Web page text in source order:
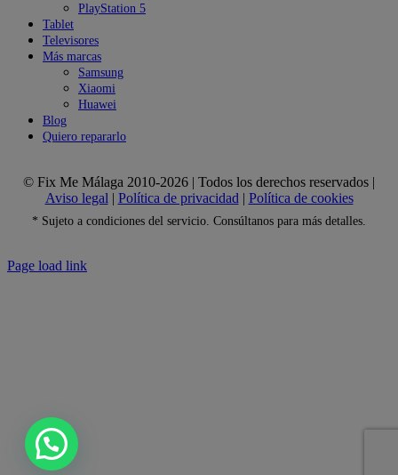
PlayStation 5
Tablet
Televisores
Más marcas
Samsung
Xiaomi
Huawei
Blog
Quiero repararlo
© Fix Me Málaga 2010-2026 | Todos los derechos reservados |
Aviso legal | Política de privacidad | Política de cookies
* Sujeto a condiciones del servicio. Consúltanos para más detalles.
Page load link